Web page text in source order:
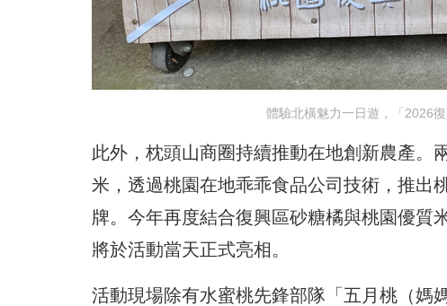
體驗北橫魅力一日遊，「2026
此外，枕頭山商圈持續推動在地創新農產。
米，透過桃園在地乖乖食品公司技術，推出
牌。今年再度結合復興區砂糖橘與桃園優質
將於活動當天正式亮相。
活動現場除有水蜜桃先鋒部隊「五月桃（媽